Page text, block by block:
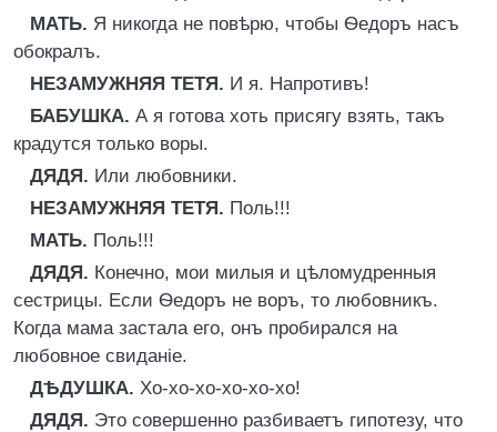
МАТЬ. Я никогда не повѣрю, чтобы Ѳедоръ насъ
обокралъ.
НЕЗАМУЖНЯЯ ТЕТЯ. И я. Напротивъ!
БАБУШКА. А я готова хоть присягу взять, такъ
крадутся только воры.
ДЯДЯ. Или любовники.
НЕЗАМУЖНЯЯ ТЕТЯ. Поль!!!
МАТЬ. Поль!!!
ДЯДЯ. Конечно, мои милыя и цѣломудренныя
сестрицы. Если Ѳедоръ не воръ, то любовникъ.
Когда мама застала его, онъ пробирался на
любовное свиданіе.
ДѢДУШКА. Хо-хо-хо-хо-хо-хо!
ДЯДЯ. Это совершенно разбиваетъ гипотезу, что